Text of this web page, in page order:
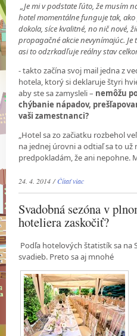
„Je mi v podstate ľúto, že musím
hotel momentálne funguje tak,
dokola, síce kvalitné, no nič nové,
propagačné akcie nevynímajúc.
asi to odzrkadľuje reálny stav
- takto začína svoj mail jedna z
hotela, ktorý si deklaruje štyri
aby ste sa zamysleli – nemôžu
chýbanie nápadov,
vaši zamestnanci?
„Hotel sa zo začiatku rozbehol
na jednej úrovni a odtiaľ sa to
predpokladám, že ani nepohne.
24. 4. 2014 /Čítať viac
Svadobná sezóna v
hoteliera zaskočiť?
Podľa hotelových štatistík sa na
svadieb. Preto sa aj mnohé